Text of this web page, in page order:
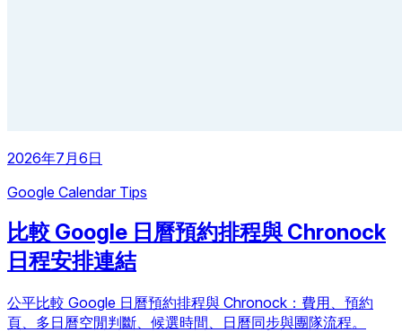
2026年7月6日
Google Calendar Tips
比較 Google 日曆預約排程與 Chronock
日程安排連結
公平比較 Google 日曆預約排程與 Chronock：費用、預約
頁、多日曆空閒判斷、候選時間、日曆同步與團隊流程。